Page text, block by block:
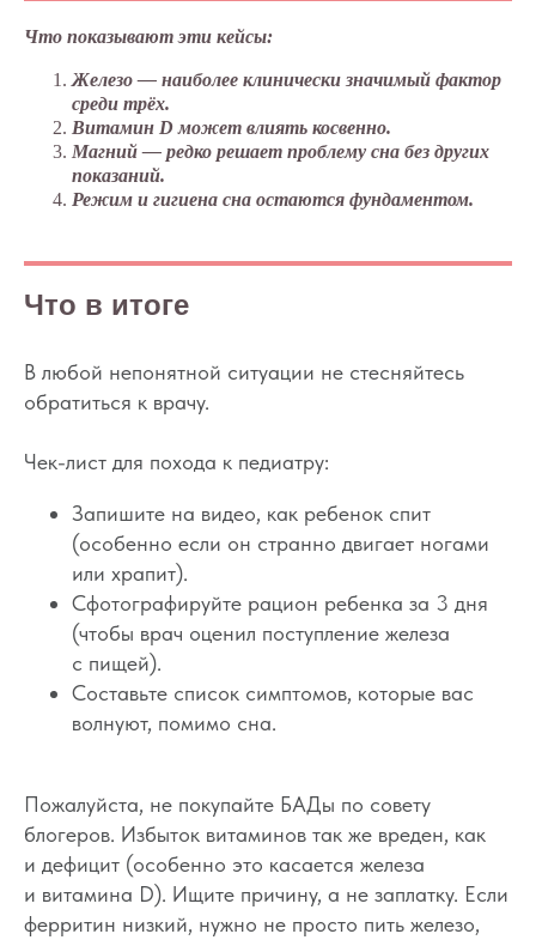
Что показывают эти кейсы:
Железо — наиболее клинически значимый фактор
среди трёх.
Витамин D может влиять косвенно.
Магний — редко решает проблему сна без других
показаний.
Режим и гигиена сна остаются фундаментом.
Что в итоге
В любой непонятной ситуации не стесняйтесь
обратиться к врачу.
Чек-лист для похода к педиатру:
Запишите на видео, как ребенок спит
(особенно если он странно двигает ногами
или храпит).
Сфотографируйте рацион ребенка за 3 дня
(чтобы врач оценил поступление железа
с пищей).
Составьте список симптомов, которые вас
волнуют, помимо сна.
Пожалуйста, не покупайте БАДы по совету
блогеров. Избыток витаминов так же вреден, как
и дефицит (особенно это касается железа
и витамина D). Ищите причину, а не заплатку. Если
ферритин низкий, нужно не просто пить железо,